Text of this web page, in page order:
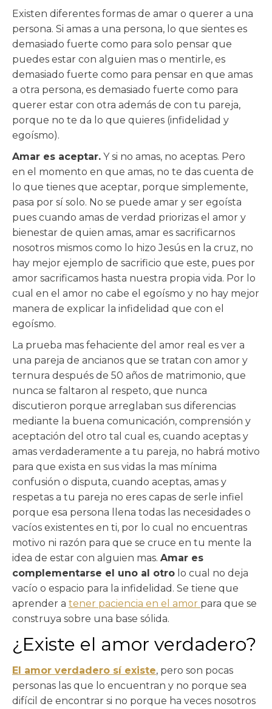
Existen diferentes formas de amar o querer a una
persona. Si amas a una persona, lo que sientes es
demasiado fuerte como para solo pensar que
puedes estar con alguien mas o mentirle, es
demasiado fuerte como para pensar en que amas
a otra persona, es demasiado fuerte como para
querer estar con otra además de con tu pareja,
porque no te da lo que quieres (infidelidad y
egoísmo).
Amar es aceptar. Y si no amas, no aceptas. Pero
en el momento en que amas, no te das cuenta de
lo que tienes que aceptar, porque simplemente,
pasa por sí solo. No se puede amar y ser egoísta
pues cuando amas de verdad priorizas el amor y
bienestar de quien amas, amar es sacrificarnos
nosotros mismos como lo hizo Jesús en la cruz, no
hay mejor ejemplo de sacrificio que este, pues por
amor sacrificamos hasta nuestra propia vida. Por lo
cual en el amor no cabe el egoísmo y no hay mejor
manera de explicar la infidelidad que con el
egoísmo.
La prueba mas fehaciente del amor real es ver a
una pareja de ancianos que se tratan con amor y
ternura después de 50 años de matrimonio, que
nunca se faltaron al respeto, que nunca
discutieron porque arreglaban sus diferencias
mediante la buena comunicación, comprensión y
aceptación del otro tal cual es, cuando aceptas y
amas verdaderamente a tu pareja, no habrá motivo
para que exista en sus vidas la mas mínima
confusión o disputa, cuando aceptas, amas y
respetas a tu pareja no eres capas de serle infiel
porque esa persona llena todas las necesidades o
vacíos existentes en ti, por lo cual no encuentras
motivo ni razón para que se cruce en tu mente la
idea de estar con alguien mas. Amar es
complementarse el uno al otro lo cual no deja
vacío o espacio para la infidelidad. Se tiene que
aprender a tener paciencia en el amor para que se
construya sobre una base sólida.
¿Existe el amor verdadero?
El amor verdadero sí existe, pero son pocas
personas las que lo encuentran y no porque sea
difícil de encontrar si no porque ha veces nosotros